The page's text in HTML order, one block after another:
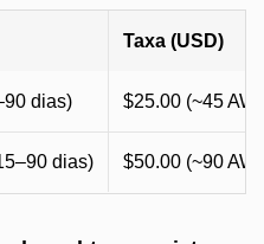
Taxa (USD)
dias) $25.00 (~45
dias) $50.00 (~90